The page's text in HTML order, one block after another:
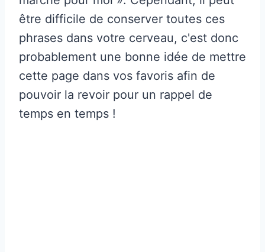
être difficile de conserver toutes ces
phrases dans votre cerveau, c'est donc
probablement une bonne idée de mettre
cette page dans vos favoris afin de
pouvoir la revoir pour un rappel de
temps en temps !